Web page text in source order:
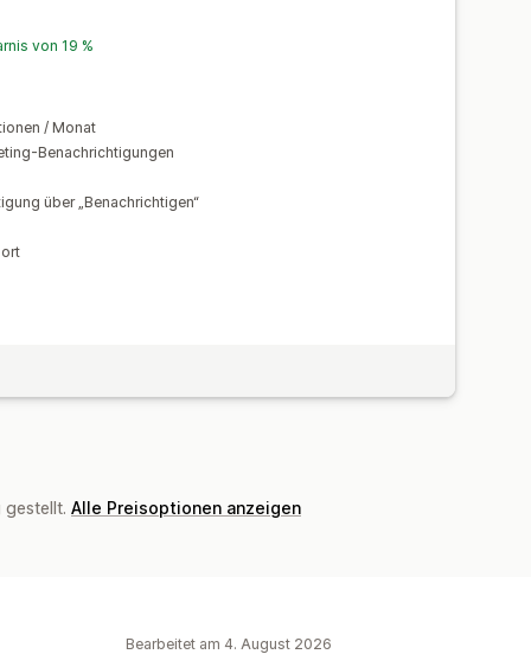
von 19 %
/ Monat
Benachrichtigungen
über „Benachrichtigen“
gestellt. Alle Preisoptionen anzeigen
Bearbeitet am 4. August 2026